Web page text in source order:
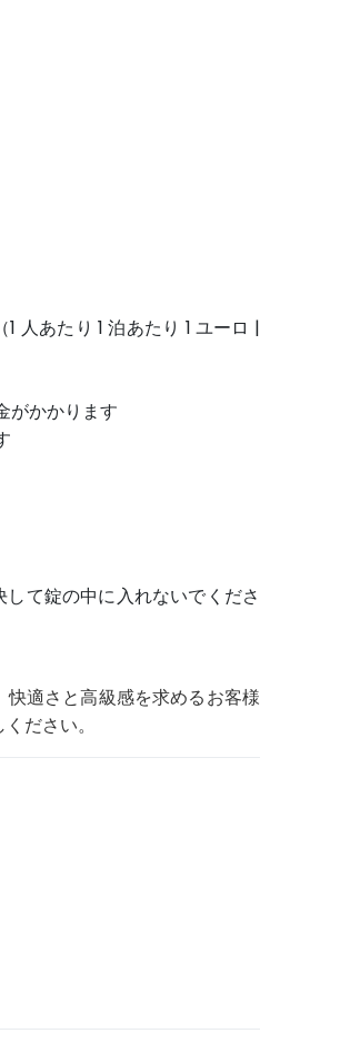
人あたり 1 泊あたり 1 ユーロ |
がかかります
て錠の中に入れないでくださ
適さと高級感を求めるお客様
ださい。